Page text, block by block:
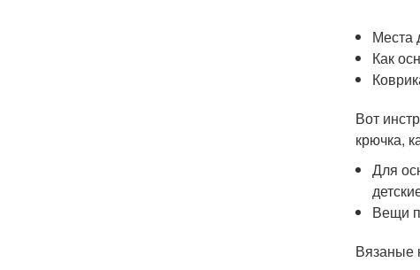
Места
Как
Вот
крючка,
Для
Вещи
Вязаные